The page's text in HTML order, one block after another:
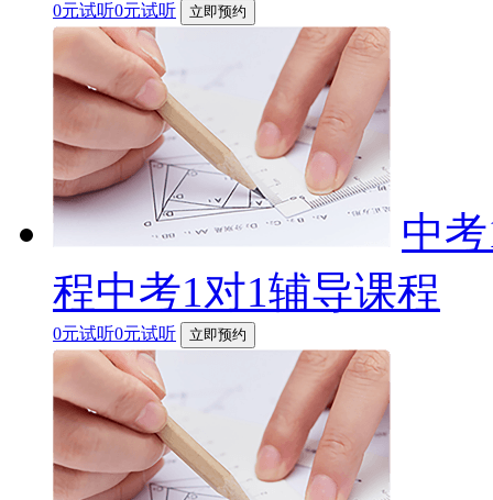
0元试听0元试听 立即预约
中
程中考1对1辅导课程
0元试听0元试听 立即预约